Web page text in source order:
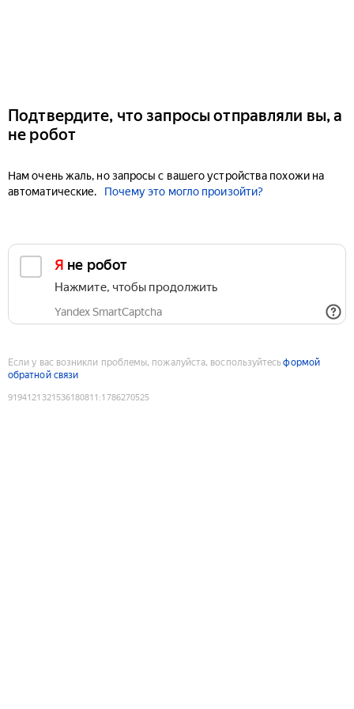
Подтвердите, что запросы отправляли вы, а
не робот
Нам очень жаль, но запросы с вашего устройства похожи на
автоматические.
Почему это могло произойти?
Я не робот
Нажмите, чтобы продолжить
Yandex SmartCaptcha
Если у вас возникли проблемы, пожалуйста, воспользуйтесьформой
обратной связи
9194121321536180811 :1786270525